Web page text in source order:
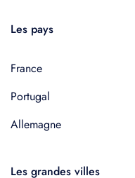
Les pays
France
Portugal
Allemagne
Les grandes villes